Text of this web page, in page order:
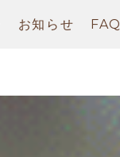
お知らせ FAQ